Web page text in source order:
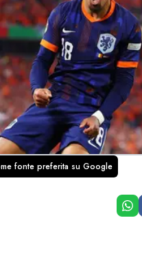
fonte preferita su Google